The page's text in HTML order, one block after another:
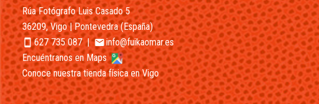
Rúa Fotógrafo Luis Casado 5
36209, Vigo | Pontevedra (España)
smartphone627 735 087|emailinfo@fuikaomar.es
Encuéntranos en Maps
Conoce nuestra tienda física en Vigo